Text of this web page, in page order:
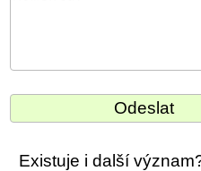
Existuje i další